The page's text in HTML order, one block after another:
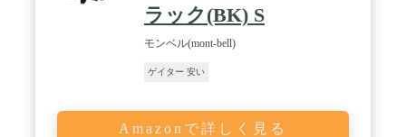
ラック(BK) S
モンベル(mont-bell)
ゲイター 安い
Amazonで詳しく見る